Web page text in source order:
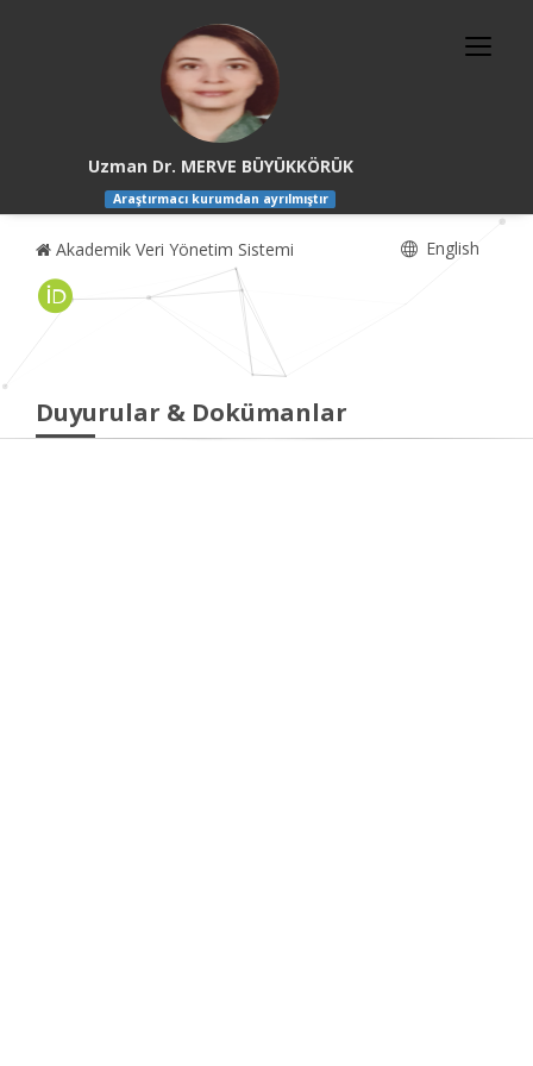
Uzman Dr. MERVE BÜYÜKKÖRÜK
Araştırmacı kurumdan ayrılmıştır
Akademik Veri Yönetim Sistemi English
Duyurular & Dokümanlar